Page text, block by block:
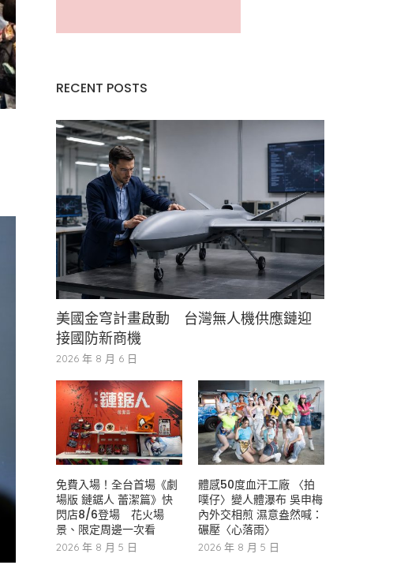
RECENT POSTS
美國金穹計畫啟動 台灣無人機供應鏈迎
接國防新商機
2026 年 8 月 6 日
免費入場！全台首場《劇
場版 鏈鋸人 蕾潔篇》快
閃店8/6登場 花火場
景、限定周邊一次看
2026 年 8 月 5 日
體感50度血汗工廠 〈拍
噗仔〉變人體瀑布 吳申梅
內外交相煎 濕意盎然喊：
碾壓〈心落雨〉
2026 年 8 月 5 日